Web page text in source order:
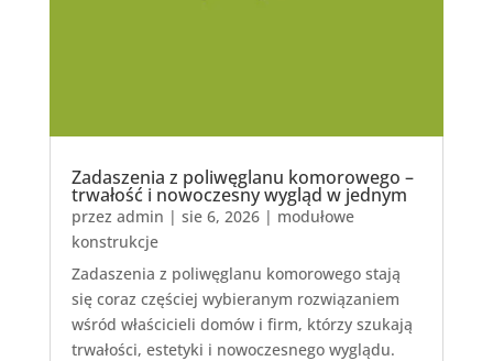
Zadaszenia z poliwęglanu komorowego –
trwałość i nowoczesny wygląd w jednym
przez admin | sie 6, 2026| modułowe
konstrukcje
Zadaszenia z poliwęglanu komorowego stają
się coraz częściej wybieranym rozwiązaniem
wśród właścicieli domów i firm, którzy szukają
trwałości, estetyki i nowoczesnego wyglądu.